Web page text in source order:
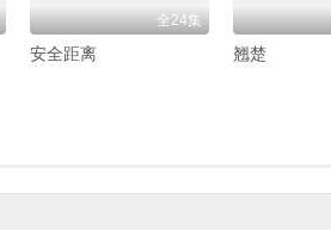
全24集
安全距离 翘楚